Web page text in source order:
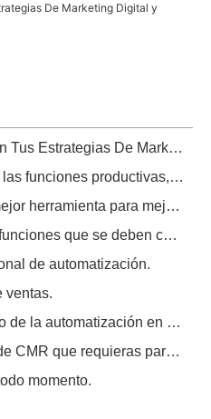
De Marketing Digital y
Importancia Del CRM En Tus Estrategias De Marketing Digital y Ventas.
La automatización de las funciones productivas, lo que requiere tu equipo para las ventas.
CRM, se considera la mejor herramienta para mejorar los oficios en el área comercial.
Identifica las diferentes funciones que se deben calcular.
de automatización.
ventas.
Búsqueda y monitoreo de la automatización en las funciones comerciales.
Escoge la clase el tipo de CMR que requieras para la automatización en las funciones comerciales.
momento.